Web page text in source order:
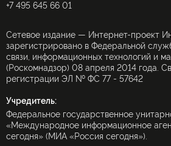
+7 495 645 66 01
Сетевое издание — Интернет-проект
зарегистрировано в Федеральной
связи, информационных технологий и
(Роскомнадзор) 08 апреля 2014 года.
регистрации ЭЛ № ФС 77 - 57642
Учредитель:
Федеральное государственное
«Международное информационное
сегодня» (МИА «Россия сегодня»).